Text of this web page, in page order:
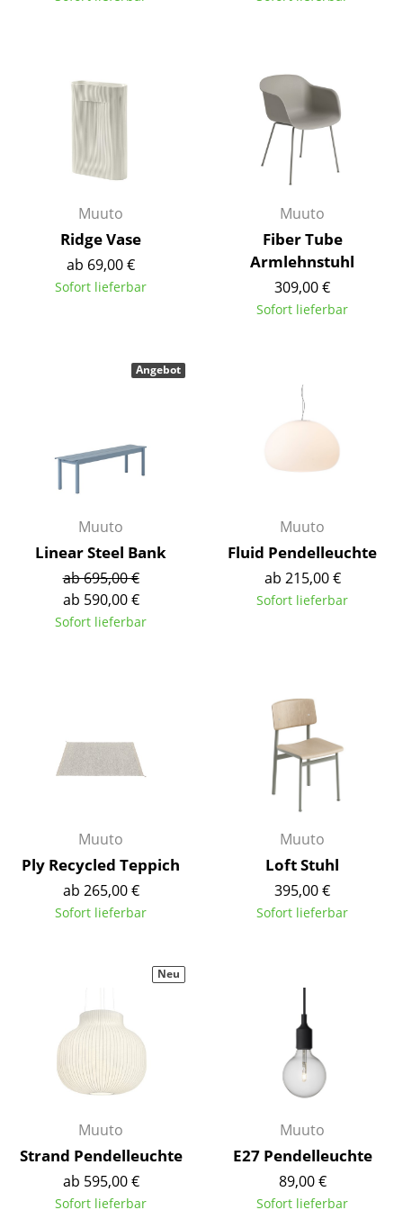
Vasen
Tabletts
Büroutensilien
Aufbewahrungsboxen
Decken
Kissen
... alle Accessoires
Zuhause
Esszimmer
Schlafzimmer
Kinderzimmer
Stauraum
Arbeitsplatz
Management Büro
Cafeteria
Branchenlösungen
Sicheres Arbeiten
Hersteller & Designer
Hersteller
Muuto
Ridge Vase
ab 69,00 €
Sofort lieferbar
Muuto
Fiber Tube
Armlehnstuhl
309,00 €
Sofort lieferbar
Muuto
Linear Steel Bank
ab 695,00 €
ab 590,00 €
Sofort lieferbar
Angebot
Muuto
Fluid Pendelleuchte
ab 215,00 €
Sofort lieferbar
Muuto
Ply Recycled Teppich
ab 265,00 €
Sofort lieferbar
Muuto
Loft Stuhl
395,00 €
Sofort lieferbar
Muuto
Strand Pendelleuchte
ab 595,00 €
Sofort lieferbar
Neu
Muuto
E27 Pendelleuchte
89,00 €
Sofort lieferbar